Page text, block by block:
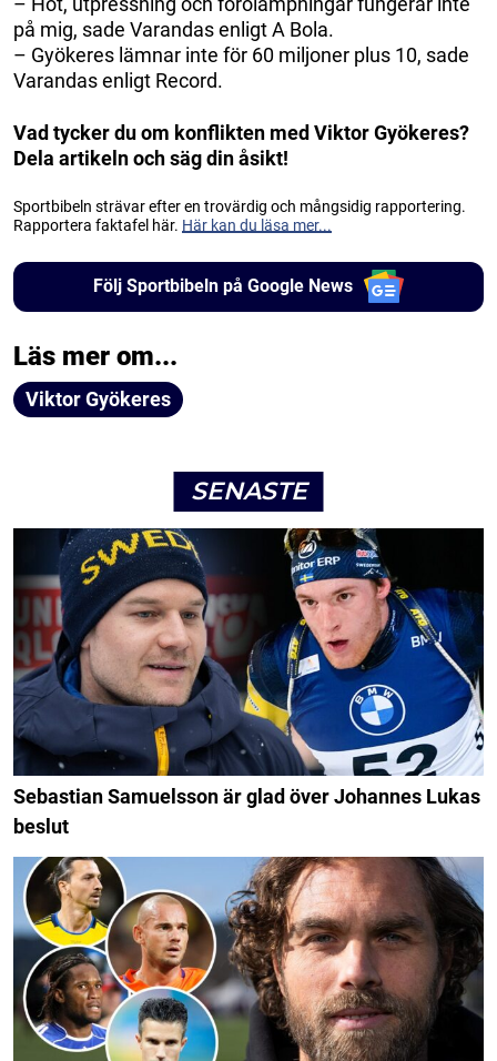
på mig, sade Varandas enligt A Bola.
– Gyökeres lämnar inte för 60 miljoner plus 10, sade
Varandas enligt Record.
Vad tycker du om konflikten med Viktor Gyökeres?
Dela artikeln och säg din åsikt!
Sportbibeln strävar efter en trovärdig och mångsidig rapportering.
Rapportera faktafel här. Här kan du läsa mer...
Följ Sportbibeln på Google News
Läs mer om...
Viktor Gyökeres
SENASTE
Sebastian Samuelsson är glad över Johannes Lukas
beslut